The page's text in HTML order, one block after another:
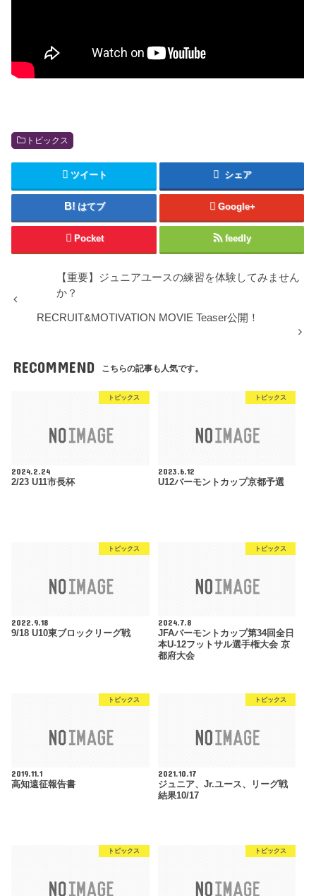
トピックス
ツイート シェア
はてブ Google+
Pocket feedly
【重要】ジュニアユースの練習を体験してみません
か？
RECRUIT&MOTIVATION MOVIE Teaser公開！
RECOMMEND こちらの記事も人気です。
トピックス
2024.2.24
2/23 U11市長杯
トピックス
2023.6.12
U12バーモントカップ京都予選
トピックス
2022.9.18
9/18 U10東ブロックリーグ戦
トピックス
2024.7.8
JFAバーモントカップ第34回全日
本U-12フットサル選手権大会 京
都府大会
トピックス
2019.11.1
高知遠征報告書
トピックス
2021.10.17
ジュニア、Jr.ユース、リーグ戦
結果10/17
トピックス トピックス